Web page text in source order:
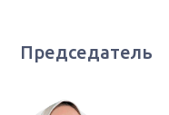
Председатель